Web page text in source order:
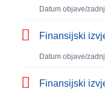
Datum objave/
Finansijski
Datum objave/
Finansijski